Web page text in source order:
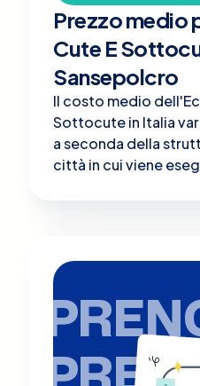
Prezzo medio
Cute E
Sansepolcro
Il costo medio
Sottocute in Italia
a seconda della
città in cui viene